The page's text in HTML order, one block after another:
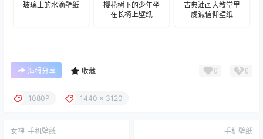
玻璃上的水滴壁纸
樱花树下的少年坐
在长椅上壁纸
古典油画大教堂里
虔诚信仰壁纸
海报分享 收藏 0 0
1080P 1440 x 3120
女神 手机壁纸 手机壁纸